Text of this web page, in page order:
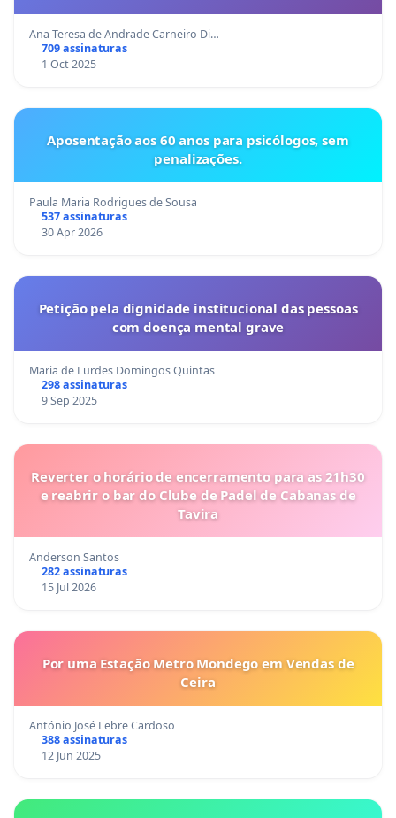
Ana Teresa de Andrade Carneiro Di…
709 assinaturas
1 Oct 2025
Aposentação aos 60 anos para psicólogos, sem
penalizações.
Paula Maria Rodrigues de Sousa
537 assinaturas
30 Apr 2026
Petição pela dignidade institucional das pessoas
com doença mental grave
Maria de Lurdes Domingos Quintas
298 assinaturas
9 Sep 2025
Reverter o horário de encerramento para as 21h30
e reabrir o bar do Clube de Padel de Cabanas de
Tavira
Anderson Santos
282 assinaturas
15 Jul 2026
Por uma Estação Metro Mondego em Vendas de
Ceira
António José Lebre Cardoso
388 assinaturas
12 Jun 2025